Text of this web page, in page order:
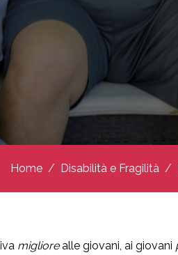
Home Disabilità e Fragilità
migliorealle giovani, ai giovani